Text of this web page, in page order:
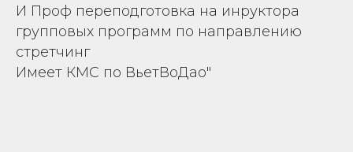
И Проф переподготовка на инруктора
групповых программ по направлению
стретчинг
Имеет КМС по ВьетВоДао"